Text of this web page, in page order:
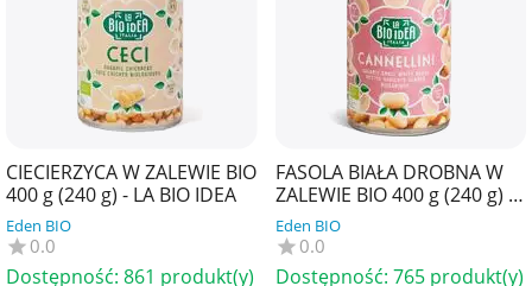
CIECIERZYCA W ZALEWIE BIO
400 g (240 g) - LA BIO IDEA
Eden BIO
0.0
Dostępność: 861 produkt(y)
FASOLA BIAŁA DROBNA W
ZALEWIE BIO 400 g (240 g) -
LA BIO IDEA
Eden BIO
0.0
Dostępność: 765 produkt(y)